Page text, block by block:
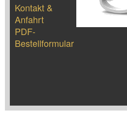
Kontakt &
Anfahrt
PDF-
Bestellformular